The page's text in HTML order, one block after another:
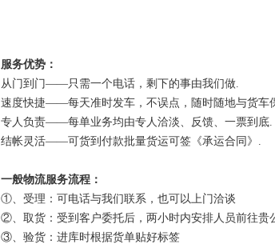
服务优势：
从门到门——只需一个电话，剩下的事由我们做.
速度快捷——每天准时发车，不误点，随时随地与货车
专人负责——每单业务均由专人洽淡、反馈、一票到底.
结帐灵活——可货到付款批量货运可签《承运合同》.
一般物流服务流程：
①、受理：可电话与我们联系，也可以上门洽谈
②、取货：受到客户委托后，两小时内安排人员前往贵
③、验货：进库时根据货单贴好标签